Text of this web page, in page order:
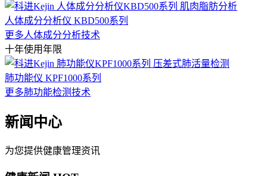
人体成分分析仪 KBD500系列
更多人体成分分析技术
十年使用年限
肺功能仪 KPF1000系列
更多肺功能检测技术
新闻中心
为您提供健康管理资讯